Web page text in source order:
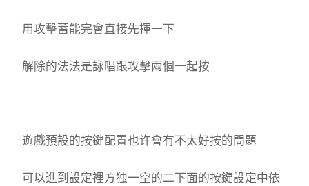
用攻擊蓄能完會直接先揮一下
解除的法法是詠唱跟攻擊兩個一起按
遊戲預設的按鍵配置也许會有不太好按的問題
可以進到設定裡方独一空的二下面的按鍵設定中依